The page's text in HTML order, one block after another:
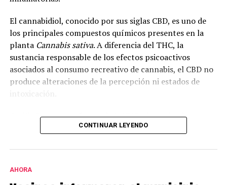
El cannabidiol, conocido por sus siglas CBD, es uno de
los principales compuestos químicos presentes en la
planta Cannabis sativa. A diferencia del THC, la
sustancia responsable de los efectos psicoactivos
asociados al consumo recreativo de cannabis, el CBD no
produce alteraciones de la percepción ni estados de
Cecilia Bouzat, profesora de la UNS e investigadora
superior del CONICET, explicó que en la investigación se
7, una molécula que interviene en la comunicación
entre neuronas e incide en la cognición, la memoria y el
CONTINUAR LEYENDO
AHORA